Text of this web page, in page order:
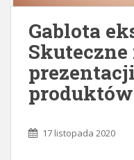
Gablota
produktów
17 listopada 2020